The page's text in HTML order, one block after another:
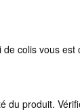
colis vous est
du produit.